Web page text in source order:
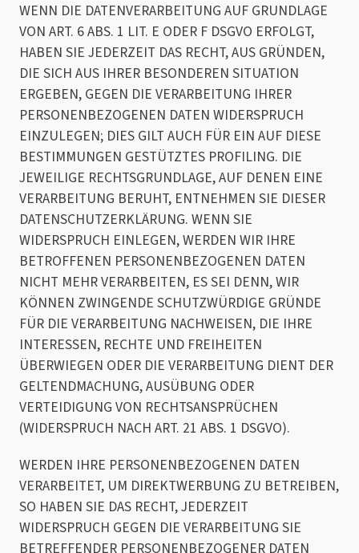
WENN DIE DATENVERARBEITUNG AUF GRUNDLAGE
VON ART. 6 ABS. 1 LIT. E ODER F DSGVO ERFOLGT,
HABEN SIE JEDERZEIT DAS RECHT, AUS GRÜNDEN,
DIE SICH AUS IHRER BESONDEREN SITUATION
ERGEBEN, GEGEN DIE VERARBEITUNG IHRER
PERSONENBEZOGENEN DATEN WIDERSPRUCH
EINZULEGEN; DIES GILT AUCH FÜR EIN AUF DIESE
BESTIMMUNGEN GESTÜTZTES PROFILING. DIE
JEWEILIGE RECHTSGRUNDLAGE, AUF DENEN EINE
VERARBEITUNG BERUHT, ENTNEHMEN SIE DIESER
DATENSCHUTZERKLÄRUNG. WENN SIE
WIDERSPRUCH EINLEGEN, WERDEN WIR IHRE
BETROFFENEN PERSONENBEZOGENEN DATEN
NICHT MEHR VERARBEITEN, ES SEI DENN, WIR
KÖNNEN ZWINGENDE SCHUTZWÜRDIGE GRÜNDE
FÜR DIE VERARBEITUNG NACHWEISEN, DIE IHRE
INTERESSEN, RECHTE UND FREIHEITEN
ÜBERWIEGEN ODER DIE VERARBEITUNG DIENT DER
GELTENDMACHUNG, AUSÜBUNG ODER
VERTEIDIGUNG VON RECHTSANSPRÜCHEN
(WIDERSPRUCH NACH ART. 21 ABS. 1 DSGVO).
WERDEN IHRE PERSONENBEZOGENEN DATEN
VERARBEITET, UM DIREKTWERBUNG ZU BETREIBEN,
SO HABEN SIE DAS RECHT, JEDERZEIT
WIDERSPRUCH GEGEN DIE VERARBEITUNG SIE
BETREFFENDER PERSONENBEZOGENER DATEN